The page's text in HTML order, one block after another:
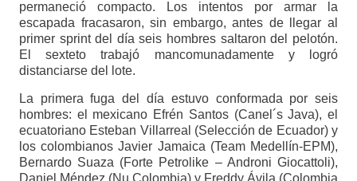
permaneció compacto. Los intentos por armar la
escapada fracasaron, sin embargo, antes de llegar al
primer sprint del día seis hombres saltaron del pelotón.
El sexteto trabajó mancomunadamente y logró
distanciarse del lote.
La primera fuga del día estuvo conformada por seis
hombres: el mexicano Efrén Santos (Canel´s Java), el
ecuatoriano Esteban Villarreal (Selección de Ecuador) y
los colombianos Javier Jamaica (Team Medellín-EPM),
Bernardo Suaza (Forte Petrolike – Androni Giocattoli),